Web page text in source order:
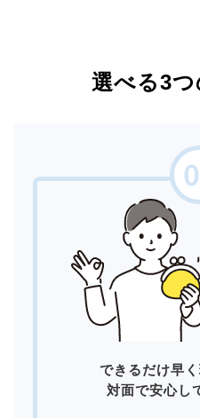
選べる3
できるだけ早く
対面で安心し